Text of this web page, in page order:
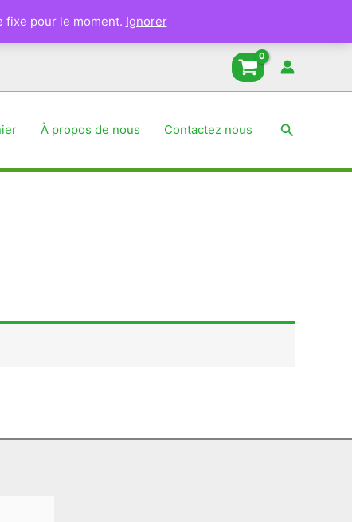
fixe pour le moment. Ignorer
À propos de nous Contactez nous